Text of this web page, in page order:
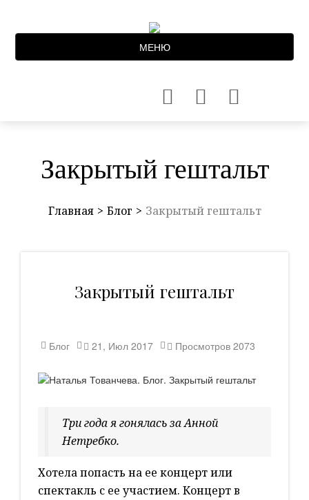
МЕНЮ
Закрытый гештальт
Главная Блог Закрытый гештальт
Закрытый гештальт
Блог 21, Июл 2017 Просмотров 2073
Три года я гонялась за Анной
Нетребко.
Хотела попасть на ее концерт или
спектакль с ее участием. Концерт в